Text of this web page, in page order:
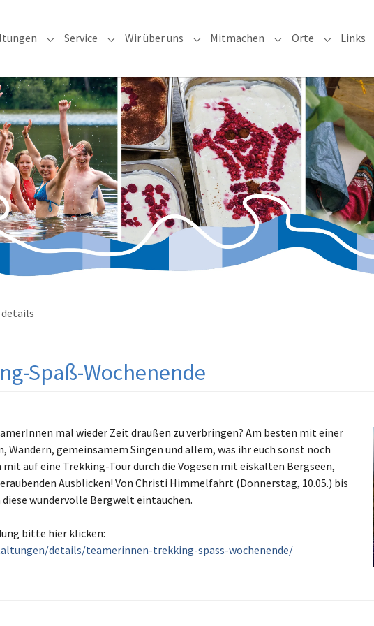
Submenu for "Veranstaltungen"
Service Submenu for "Service"
Wir über uns Submenu for "Wir über uns"
Mitmachen Submenu for
Orte Submenu
Links
details
Spaß-Wochenende
mal wieder Zeit draußen zu verbringen? Am besten mit einer
Wandern, gemeinsamem Singen und allem, was ihr euch sonst noch
auf eine Trekking-Tour durch die Vogesen mit eiskalten Bergseen,
Ausblicken! Von Christi Himmelfahrt (Donnerstag, 10.05.) bis
wundervolle Bergwelt eintauchen.
bitte hier klicken:
details/teamerinnen-trekking-spass-wochenende/